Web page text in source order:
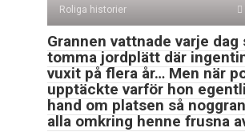
Roliga historier
Grannen vattnade varje dag
tomma jordplätt där
vuxit på flera år… Men när
upptäckte varför hon
hand om platsen så
alla omkring henne frusna